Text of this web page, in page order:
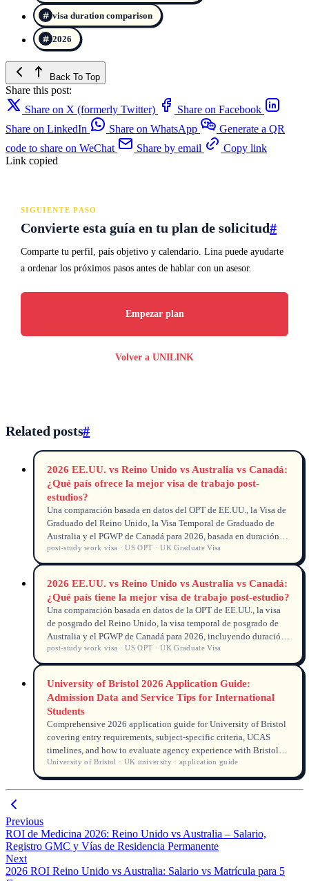
visa duration comparison
2026
Back To Top
Share this post:
Share on X (formerly Twitter)
Share on Facebook
Share on LinkedIn
Share on WhatsApp
Generate a QR
code to share on WeChat
Share by email
Copy link
Link copied
SIGUIENTE PASO
Convierte esta guía en tu plan de solicitud#
Comparte tu perfil, país objetivo y calendario. Lina puede ayudarte
a ordenar los próximos pasos antes de hablar con un asesor.
Empezar plan
Volver a UNILINK
Related posts#
2026 EE.UU. vs Reino Unido vs Australia vs Canadá:
¿Qué país ofrece la mejor visa de trabajo post-
estudios?
Una comparación basada en datos del OPT de EE.UU., la Visa de
Graduado del Reino Unido, la Visa Temporal de Graduado de
Australia y el PGWP de Canadá para 2026, basada en duración,
elegibilidad y transición a la residencia permanente.
post-study work visa · US OPT · UK Graduate Visa
2026 EE.UU. vs Reino Unido vs Australia vs Canadá:
¿Qué país tiene la mejor visa de trabajo post-estudio?
Una comparación basada en datos de la OPT de EE.UU., la visa
de posgrado del Reino Unido, la visa temporal de posgrado de
Australia y el PGWP de Canadá para 2026, incluyendo duración,
elegibilidad y vía hacia la residencia permanente.
post-study work visa · US OPT · UK Graduate Visa
University of Bristol 2026 Application Guide:
Admission Data and Service Tips for International
Students
Comprehensive 2026 application guide for University of Bristol
covering entry requirements, subject-specific criteria, UCAS
timelines, and how to evaluate agency experience with Bristol
applications.
University of Bristol · UK university · application guide
Previous
ROI de Medicina 2026: Reino Unido vs Australia – Salario,
Registro GMC y Vías de Residencia Permanente
Next
2026 ROI Reino Unido vs Australia: Salario vs Matrícula para 5